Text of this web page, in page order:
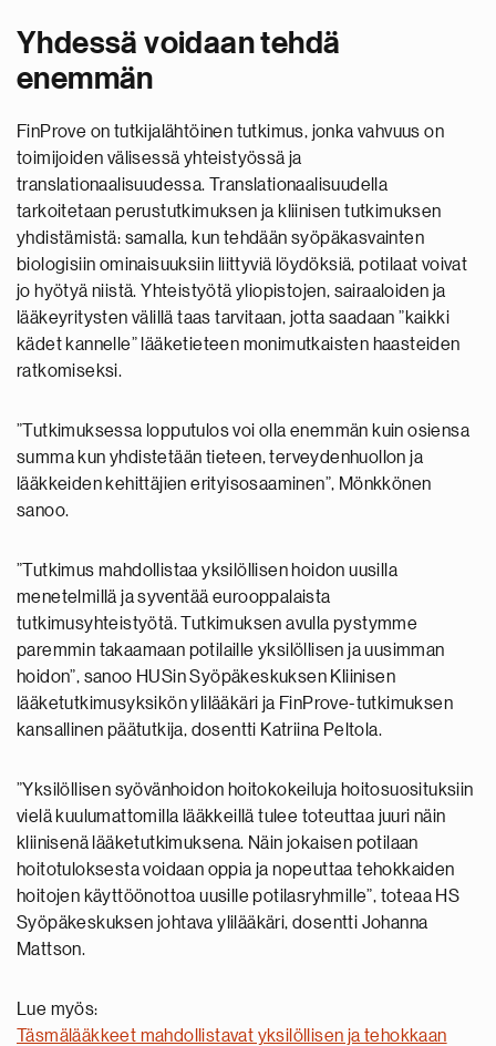
Yhdessä voidaan tehdä
enemmän
FinProve on tutkijalähtöinen tutkimus, jonka vahvuus on
toimijoiden välisessä yhteistyössä ja
translationaalisuudessa. Translationaalisuudella
tarkoitetaan perustutkimuksen ja kliinisen tutkimuksen
yhdistämistä: samalla, kun tehdään syöpäkasvainten
biologisiin ominaisuuksiin liittyviä löydöksiä, potilaat voivat
jo hyötyä niistä. Yhteistyötä yliopistojen, sairaaloiden ja
lääkeyritysten välillä taas tarvitaan, jotta saadaan ”kaikki
kädet kannelle” lääketieteen monimutkaisten haasteiden
ratkomiseksi.
”Tutkimuksessa lopputulos voi olla enemmän kuin osiensa
summa kun yhdistetään tieteen, terveydenhuollon ja
lääkkeiden kehittäjien erityisosaaminen”, Mönkkönen
sanoo.
”Tutkimus mahdollistaa yksilöllisen hoidon uusilla
menetelmillä ja syventää eurooppalaista
tutkimusyhteistyötä. Tutkimuksen avulla pystymme
paremmin takaamaan potilaille yksilöllisen ja uusimman
hoidon”, sanoo HUSin Syöpäkeskuksen Kliinisen
lääketutkimusyksikön ylilääkäri ja FinProve-tutkimuksen
kansallinen päätutkija, dosentti Katriina Peltola.
”Yksilöllisen syövänhoidon hoitokokeiluja hoitosuosituksiin
vielä kuulumattomilla lääkkeillä tulee toteuttaa juuri näin
kliinisenä lääketutkimuksena. Näin jokaisen potilaan
hoitotuloksesta voidaan oppia ja nopeuttaa tehokkaiden
hoitojen käyttöönottoa uusille potilasryhmille”, toteaa HS
Syöpäkeskuksen johtava ylilääkäri, dosentti Johanna
Mattson.
Lue myös:
Täsmälääkkeet mahdollistavat yksilöllisen ja tehokkaan